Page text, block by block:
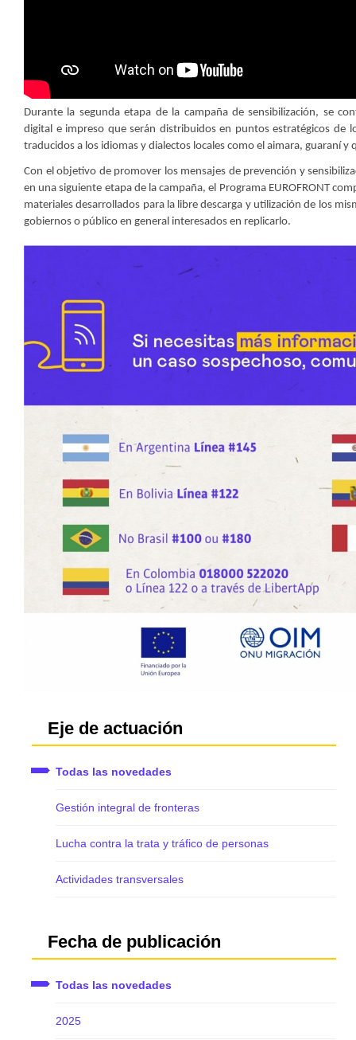
Durante la segunda etapa de la campaña de sensibilización, se
digital e impreso que serán distribuidos en puntos estratégicos de
traducidos a los idiomas y dialectos locales como el aimara, guaraní y
Con el objetivo de promover los mensajes de prevención y
en una siguiente etapa de la campaña, el Programa EUROFRONT
materiales desarrollados para la libre descarga y utilización de los
gobiernos o público en general interesados en replicarlo.
Eje de actuación
Todas las novedades
Gestión integral de fronteras
Lucha contra la trata y tráfico de personas
Actividades transversales
Fecha de publicación
Todas las novedades
2025